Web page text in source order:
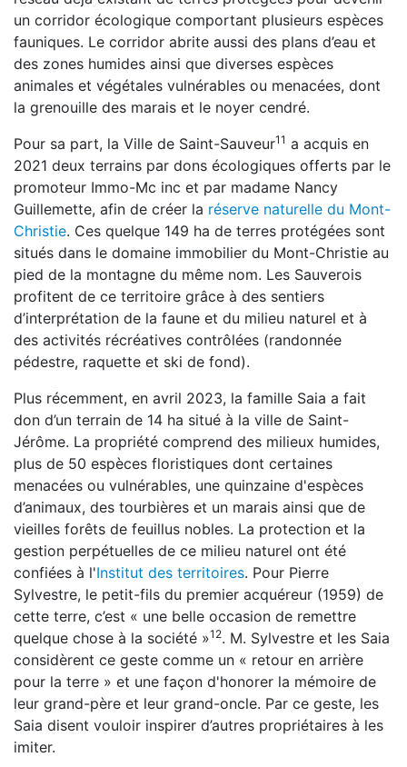
un corridor écologique comportant plusieurs espèces
fauniques. Le corridor abrite aussi des plans d’eau et
des zones humides ainsi que diverses espèces
animales et végétales vulnérables ou menacées, dont
la grenouille des marais et le noyer cendré.
Pour sa part, la Ville de Saint-Sauveur11 a acquis en
2021 deux terrains par dons écologiques offerts par le
promoteur Immo-Mc inc et par madame Nancy
Guillemette, afin de créer la réserve naturelle du Mont-
Christie. Ces quelque 149 ha de terres protégées sont
situés dans le domaine immobilier du Mont-Christie au
pied de la montagne du même nom. Les Sauverois
profitent de ce territoire grâce à des sentiers
d’interprétation de la faune et du milieu naturel et à
des activités récréatives contrôlées (randonnée
pédestre, raquette et ski de fond).
Plus récemment, en avril 2023, la famille Saia a fait
don d’un terrain de 14 ha situé à la ville de Saint-
Jérôme. La propriété comprend des milieux humides,
plus de 50 espèces floristiques dont certaines
menacées ou vulnérables, une quinzaine d'espèces
d’animaux, des tourbières et un marais ainsi que de
vieilles forêts de feuillus nobles. La protection et la
gestion perpétuelles de ce milieu naturel ont été
confiées à l'Institut des territoires. Pour Pierre
Sylvestre, le petit-fils du premier acquéreur (1959) de
cette terre, c’est « une belle occasion de remettre
quelque chose à la société »12. M. Sylvestre et les Saia
considèrent ce geste comme un « retour en arrière
pour la terre » et une façon d'honorer la mémoire de
leur grand-père et leur grand-oncle. Par ce geste, les
Saia disent vouloir inspirer d’autres propriétaires à les
imiter.